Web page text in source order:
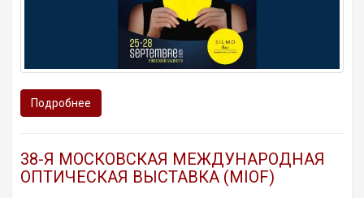
Подробнее
38-Я МОСКОВСКАЯ МЕЖДУНАРОДНАЯ
ОПТИЧЕСКАЯ ВЫСТАВКА (MIOF)